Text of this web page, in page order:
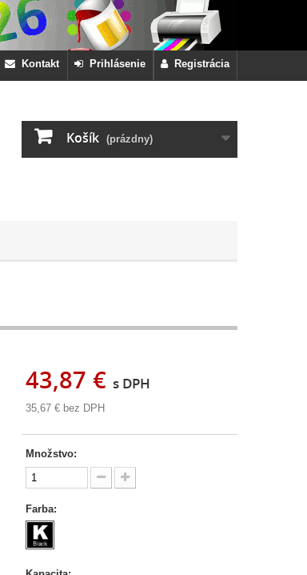
Registrácia
Prihlásenie
Kontakt
Košík (prázdny)
43,87 € s DPH
35,67 €bez DPH
Množstvo:
Farba: